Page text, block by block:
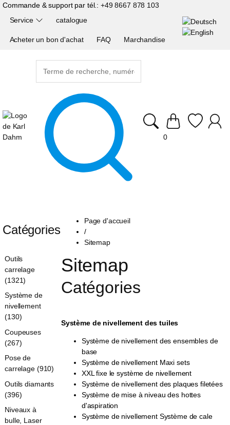
Commande & support par tél.: +49 8667 878 103
Service catalogue
Acheter un bon d'achat FAQ Marchandise
0
Page d'accueil
/
Sitemap
Sitemap
Catégories
Système de nivellement des tuiles
Système de nivellement des ensembles de
base
Système de nivellement Maxi sets
XXL fixe le système de nivellement
Système de nivellement des plaques filetées
Système de mise à niveau des hottes
d'aspiration
Système de nivellement Système de cale
Catégories
Outils
carrelage
(1321)
Système de
nivellement
(130)
Coupeuses
(267)
Pose de
carrelage (910)
Outils diamants
(396)
Niveaux à
bulle, Laser